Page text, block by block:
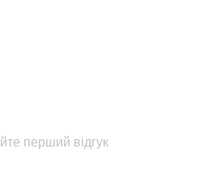
перший відгук